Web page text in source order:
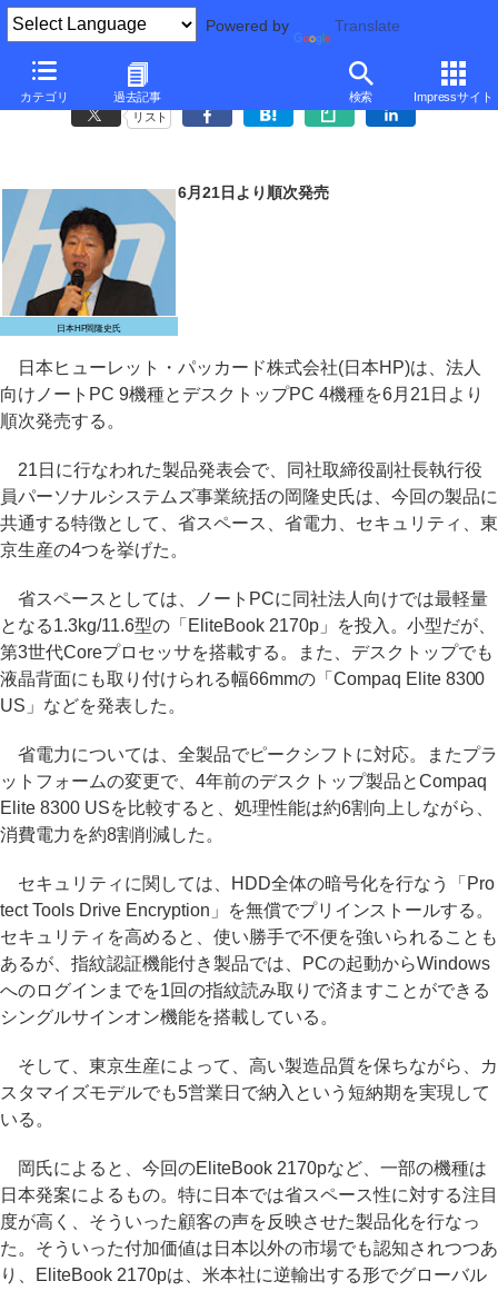
Powered by Translate
カテゴリ 過去記事 検索 Impressサイト
日本HP、11.6型1.3kgのノートなど法人向けPC 13機種
リスト
日本HP岡隆史氏
6月21日より順次発売
日本ヒューレット・パッカード株式会社(日本HP)は、法人
向けノートPC 9機種とデスクトップPC 4機種を6月21日より
順次発売する。
21日に行なわれた製品発表会で、同社取締役副社長執行役
員パーソナルシステムズ事業統括の岡隆史氏は、今回の製品に
共通する特徴として、省スペース、省電力、セキュリティ、東
京生産の4つを挙げた。
省スペースとしては、ノートPCに同社法人向けでは最軽量
となる1.3kg/11.6型の「EliteBook 2170p」を投入。小型だが、
第3世代Coreプロセッサを搭載する。また、デスクトップでも
液晶背面にも取り付けられる幅66mmの「Compaq Elite 8300
US」などを発表した。
省電力については、全製品でピークシフトに対応。またプラ
ットフォームの変更で、4年前のデスクトップ製品とCompaq
Elite 8300 USを比較すると、処理性能は約6割向上しながら、
消費電力を約8割削減した。
セキュリティに関しては、HDD全体の暗号化を行なう「Pro
tect Tools Drive Encryption」を無償でプリインストールする。
セキュリティを高めると、使い勝手で不便を強いられることも
あるが、指紋認証機能付き製品では、PCの起動からWindows
へのログインまでを1回の指紋読み取りで済ますことができる
シングルサインオン機能を搭載している。
そして、東京生産によって、高い製造品質を保ちながら、カ
スタマイズモデルでも5営業日で納入という短納期を実現して
いる。
岡氏によると、今回のEliteBook 2170pなど、一部の機種は
日本発案によるもの。特に日本では省スペース性に対する注目
度が高く、そういった顧客の声を反映させた製品化を行なっ
た。そういった付加価値は日本以外の市場でも認知されつつあ
り、EliteBook 2170pは、米本社に逆輸出する形でグローバル